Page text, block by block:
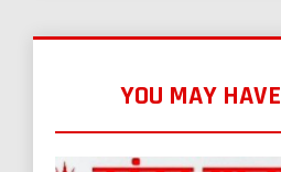
YOU MAY